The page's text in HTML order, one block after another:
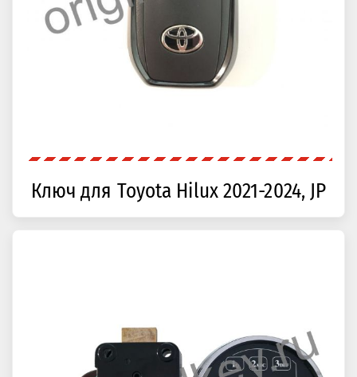
Ключ для Toyota Hilux 2021-2024, JP